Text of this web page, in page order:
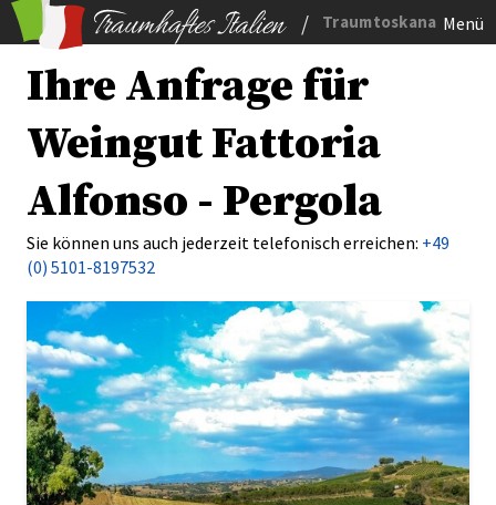
/ Traumtoskana Menü
Ihre Anfrage für
Weingut Fattoria
Alfonso - Pergola
Sie können uns auch jederzeit telefonisch erreichen: +49
(0) 5101-8197532